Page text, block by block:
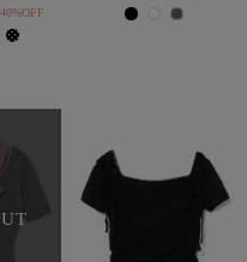
40%OFF